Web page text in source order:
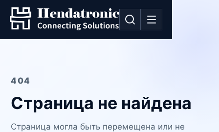
404
Страница не найдена
Страница могла быть перемещена или не